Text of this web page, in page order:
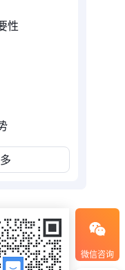
性
微信咨询